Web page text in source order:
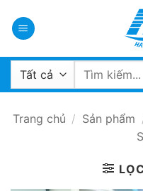
qua
dung
Tìm
Trang chủ / Sản phẩm